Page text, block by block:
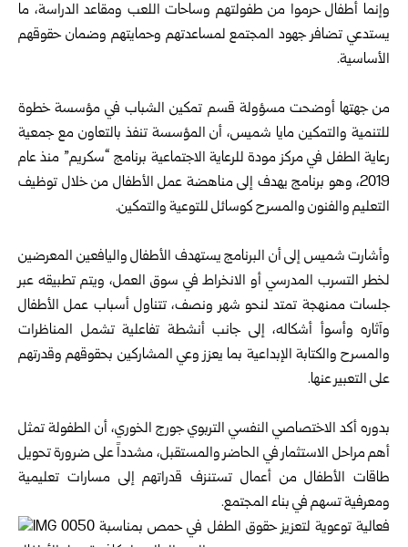
وإنما أطفال حرموا من طفولتهم وساحات اللعب ومقاعد الدراسة، ما
يستدعي تضافر جهود المجتمع لمساعدتهم وحمايتهم وضمان حقوقهم
الأساسية.
من جهتها أوضحت مسؤولة قسم تمكين الشباب في مؤسسة خطوة
للتنمية والتمكين مايا شميس، أن المؤسسة تنفذ بالتعاون مع جمعية
رعاية الطفل في مركز مودة للرعاية الاجتماعية برنامج “سكريم” منذ عام
2019، وهو برنامج يهدف إلى مناهضة عمل الأطفال من خلال توظيف
التعليم والفنون والمسرح كوسائل للتوعية والتمكين.
وأشارت شميس إلى أن البرنامج يستهدف الأطفال واليافعين المعرضين
لخطر التسرب المدرسي أو الانخراط في سوق العمل، ويتم تطبيقه عبر
جلسات ممنهجة تمتد لنحو شهر ونصف، تتناول أسباب عمل الأطفال
وآثاره وأسوأ أشكاله، إلى جانب أنشطة تفاعلية تشمل المناظرات
والمسرح والكتابة الإبداعية بما يعزز وعي المشاركين بحقوقهم وقدرتهم
على التعبير عنها.
بدوره أكد الاختصاصي النفسي التربوي جورج الخوري، أن الطفولة تمثل
أهم مراحل الاستثمار في الحاضر والمستقبل، مشدداً على ضرورة تحويل
طاقات الأطفال من أعمال تستنزف قدراتهم إلى مسارات تعليمية
ومعرفية تسهم في بناء المجتمع.